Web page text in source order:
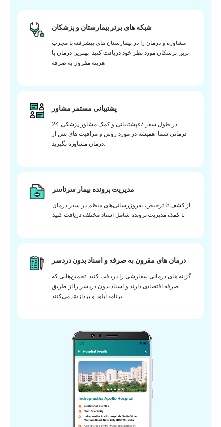
شبکه های برتر بیمارستان و پزشکان
مشاوره و درمان را در بیمارستان های پیشرفته با مجرب
ترین پزشکان مورد نظر خود دریافت کنید. بهترین درمان با
هزینه مقرون به صرفه
پشتیبانی مستمر مشاور
پشتیبانی و کمک مشاور پزشکی 24x7 در طول سفر
درمانی شما. همیشه در مورد روش و مراقبت های پس از
درمان مشاوره بگیرید.
مدیریت پرونده بیمار سرتاسر
از کشف تا ترخیص، به‌روزرسانی‌های منظم در سفر درمان
با کمک مدیریت پرونده شامل اسناد مختلف دریافت کنید.
درمان های مقرون به صرفه و اسناد بدون دردسر
گزینه های درمانی سفارشی را دریافت کنید. تخمین‌هایی که
صرفه اقتصادی دارند و اسناد بدون دردسر را از طریق
برنامه آپلود و پردازش می‌کنند.